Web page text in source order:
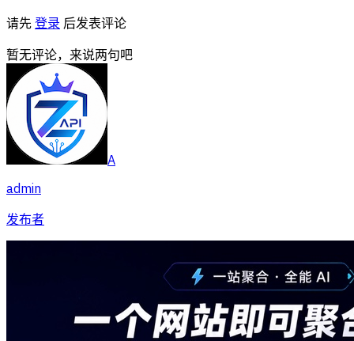
请先 登录 后发表评论
暂无评论，来说两句吧
A
admin
发布者